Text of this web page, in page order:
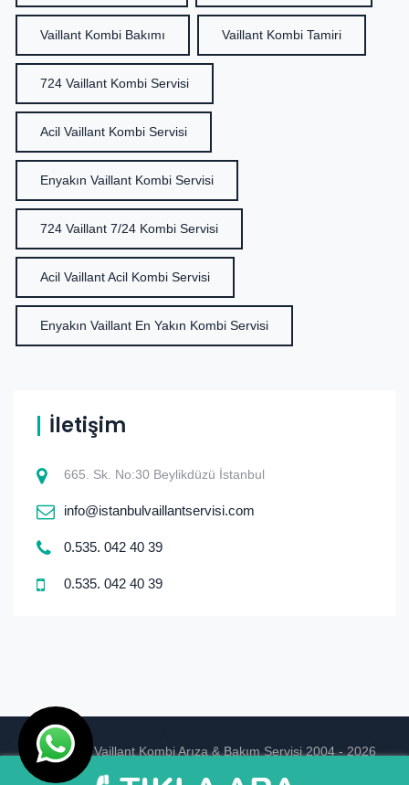
Vaillant Kombi Bakımı Vaillant Kombi Tamiri
724 Vaillant Kombi Servisi
Acil Vaillant Kombi Servisi
Enyakın Vaillant Kombi Servisi
724 Vaillant 7/24 Kombi Servisi
Acil Vaillant Acil Kombi Servisi
Enyakın Vaillant En Yakın Kombi Servisi
İletişim
665. Sk. No:30 Beylikdüzü İstanbul
info@istanbulvaillantservisi.com
0.535. 042 40 39
0.535. 042 40 39
© istanbul Vaillant Kombi Arıza & Bakım Servisi 2004 - 2026
Tasarım Ankara Hosting